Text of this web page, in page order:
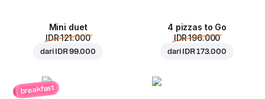
Mini duet
IDR 121.000
dari IDR 99.000
4 pizzas to Go
IDR 196.000
dari IDR 173.000
breakfast